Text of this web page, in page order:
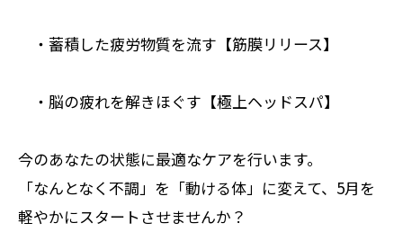
・蓄積した疲労物質を流す【筋膜リリース】
・脳の疲れを解きほぐす【極上ヘッドスパ】
今のあなたの状態に最適なケアを行います。
「なんとなく不調」を「動ける体」に変えて、5月を
軽やかにスタートさせませんか？